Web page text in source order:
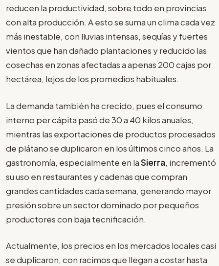
reducen la productividad, sobre todo en provincias
con alta producción. A esto se suma un clima cada vez
más inestable, con lluvias intensas, sequías y fuertes
vientos que han dañado plantaciones y reducido las
cosechas en zonas afectadas a apenas 200 cajas por
hectárea, lejos de los promedios habituales.
La demanda también ha crecido, pues el consumo
interno per cápita pasó de 30 a 40 kilos anuales,
mientras las exportaciones de productos procesados
de plátano se duplicaron en los últimos cinco años. La
gastronomía, especialmente en laSierra, incrementó
su uso en restaurantes y cadenas que compran
grandes cantidades cada semana, generando mayor
presión sobre un sector dominado por pequeños
productores con baja tecnificación.
Actualmente, los precios en los mercados locales casi
se duplicaron, con racimos que llegan a costar hasta